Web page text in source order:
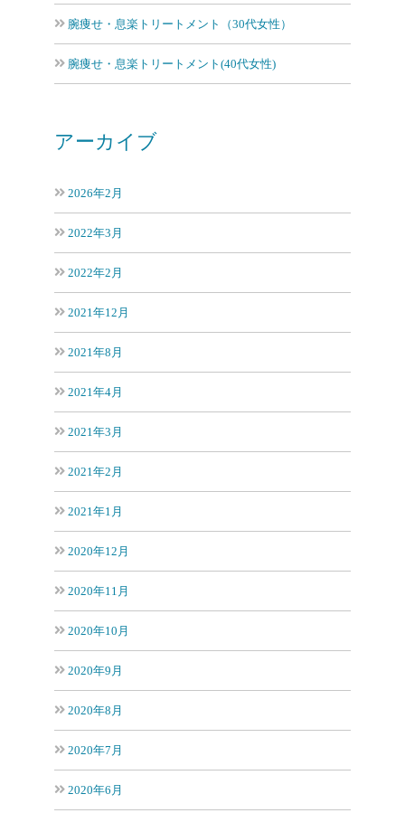
腕痩せ・息楽トリートメント（30代女性）
腕痩せ・息楽トリートメント(40代女性)
アーカイブ
2026年2月
2022年3月
2022年2月
2021年12月
2021年8月
2021年4月
2021年3月
2021年2月
2021年1月
2020年12月
2020年11月
2020年10月
2020年9月
2020年8月
2020年7月
2020年6月